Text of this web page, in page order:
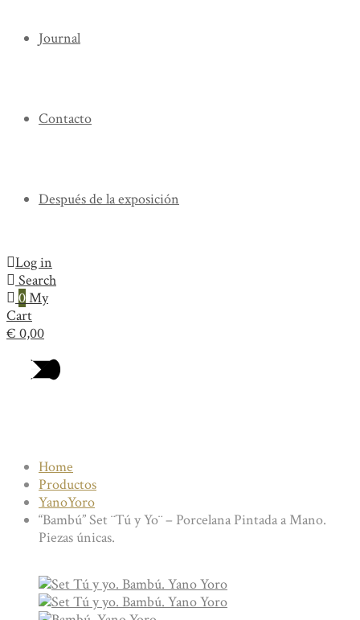
Journal
Contacto
Después de la exposición
Log in
Search
0My
Cart
€ 0,00
Home
Productos
YanoYoro
“Bambú” Set ¨Tú y Yo¨ – Porcelana Pintada a Mano.
Piezas únicas.